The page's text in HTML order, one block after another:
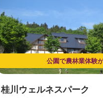
公園で農林業体験
桂川ウェルネスパーク